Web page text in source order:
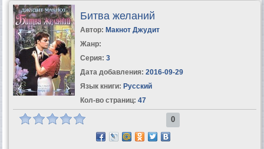
Битва желаний
Автор: Макнот Джудит
Жанр:
Серия: 3
Дата добавления: 2016-09-29
Язык книги: Русский
Кол-во страниц: 47
0